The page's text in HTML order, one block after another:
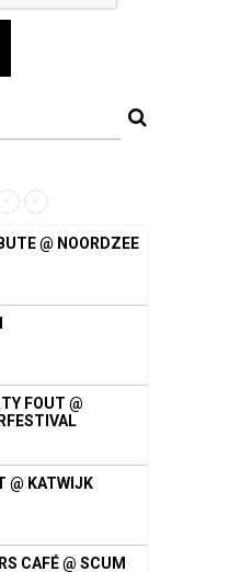
@ NOORDZEE
FOUT @
@ KATWIJK
CAFÉ @ SCUM